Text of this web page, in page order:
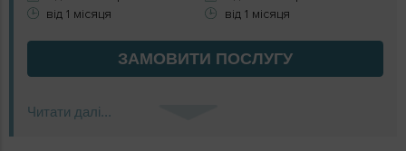
від 1 місяця
від 1 місяця
ЗАМОВИТИ ПОСЛУГУ
Читати далі...